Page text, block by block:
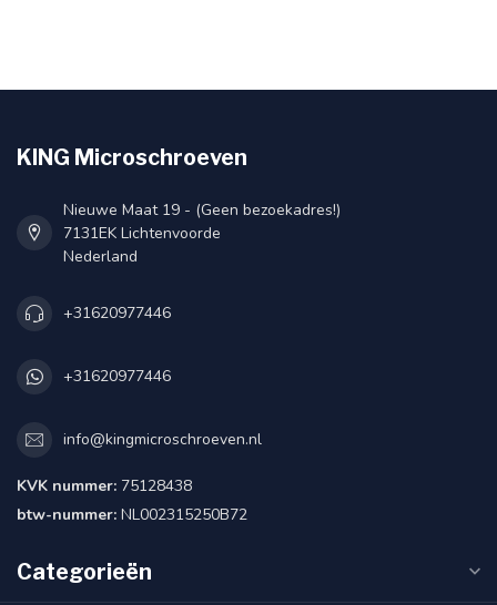
KING Microschroeven
Nieuwe Maat 19 - (Geen bezoekadres!)
7131EK Lichtenvoorde
Nederland
+31620977446
+31620977446
info@kingmicroschroeven.nl
KVK nummer: 75128438
btw-nummer: NL002315250B72
Categorieën